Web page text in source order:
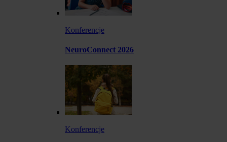
Konferencje
NeuroConnect 2026
Konferencje